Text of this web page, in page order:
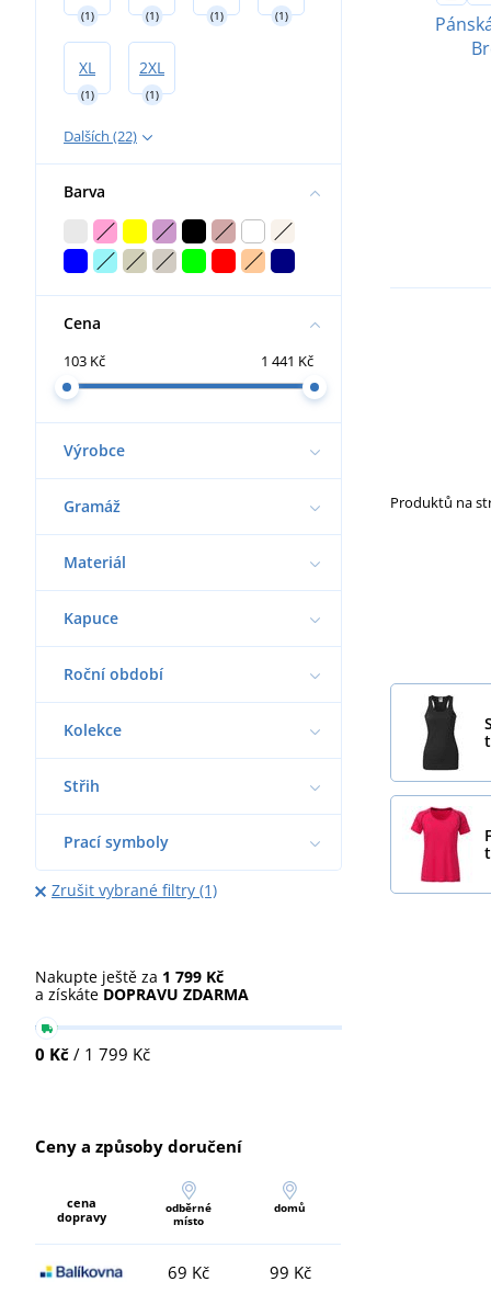
(1) (1) (1) (1)
XL
(1)
2XL
(1)
Dalších (22)
Barva
Cena
103 Kč 1 441 Kč
Výrobce
Gramáž
Materiál
Kapuce
Roční období
Kolekce
Střih
Prací symboly
Zrušit vybrané filtry (1)
Nakupte ještě za 1 799 Kč
a získáte DOPRAVU ZDARMA
0 Kč / 1 799 Kč
Ceny a způsoby doručení
cena
dopravy
odběrné
místo
domů
69 Kč 99 Kč
Produktů na